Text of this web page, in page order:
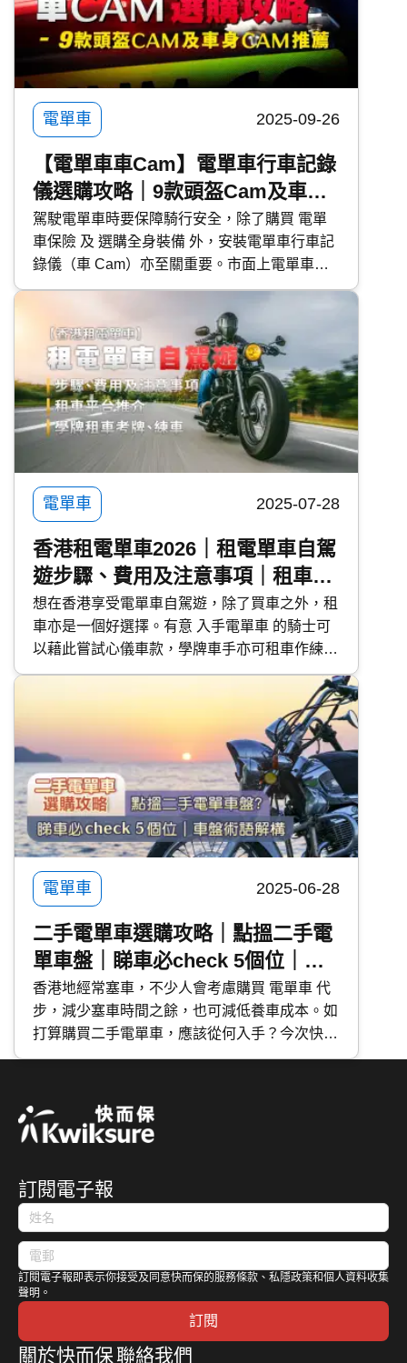
電單車 2025-09-26
【電單車車Cam】電單車行車記錄
儀選購攻略｜9款頭盔Cam及車身
Cam推薦
駕駛電單車時要保障騎行安全，除了購買 電單
車保險 及 選購全身裝備 外，安裝電單車行車記
錄儀（車 Cam）亦至關重要。市面上電單車車
Cam 款式眾多、功能特點各異， 快而保
Kwiksure 為大家分享電單車車 Cam 選購攻略，
並推介 9 款頭盔 Cam 及車身 Cam，使各位騎士
得到最大保障。 快而保 超過 25 年專營 汽車保
險 經驗，比較逾 60 間保險公司，提供特低全保
及三保保費。
電單車 2025-07-28
香港租電單車2026｜租電單車自駕
遊步驟、費用及注意事項｜租車平
台推介｜學牌租車考牌、練車
想在香港享受電單車自駕遊，除了買車之外，租
車亦是一個好選擇。有意 入手電單車 的騎士可
以藉此嘗試心儀車款，學牌車手亦可租車作練車
及 考牌 之用。今次 快而保 便與大家分享租電單
車的步驟、費用及注意事項，並推介 2 個電單車
電單車 2025-06-28
二手電單車選購攻略｜點搵二手電
單車盤｜睇車必check 5個位｜車
盤術語解構
香港地經常塞車，不少人會考慮購買 電單車 代
步，減少塞車時間之餘，也可減低養車成本。如
打算購買二手電單車，應該從何入手？今次快而
保便與大家分享購買二手電單車的須知事項，包
時必 check 位置等。
訂閱電子報
訂閱電子報即表示你接受及同意快而保的服務條款、私隱政策和個人資料收集
聲明。
訂閱
關於快而保 聯絡我們